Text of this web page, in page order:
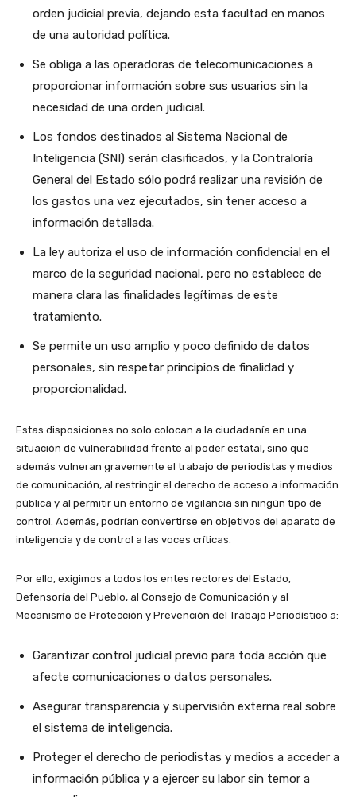
orden judicial previa, dejando esta facultad en manos
de una autoridad política.
Se obliga a las operadoras de telecomunicaciones a
proporcionar información sobre sus usuarios sin la
necesidad de una orden judicial.
Los fondos destinados al Sistema Nacional de
Inteligencia (SNI) serán clasificados, y la Contraloría
General del Estado sólo podrá realizar una revisión de
los gastos una vez ejecutados, sin tener acceso a
información detallada.
La ley autoriza el uso de información confidencial en el
marco de la seguridad nacional, pero no establece de
manera clara las finalidades legítimas de este
tratamiento.
Se permite un uso amplio y poco definido de datos
personales, sin respetar principios de finalidad y
proporcionalidad.
Estas disposiciones no solo colocan a la ciudadanía en una
situación de vulnerabilidad frente al poder estatal, sino que
además vulneran gravemente el trabajo de periodistas y medios
de comunicación, al restringir el derecho de acceso a información
pública y al permitir un entorno de vigilancia sin ningún tipo de
control. Además, podrían convertirse en objetivos del aparato de
inteligencia y de control a las voces críticas.
Por ello, exigimos a todos los entes rectores del Estado,
Defensoría del Pueblo, al Consejo de Comunicación y al
Mecanismo de Protección y Prevención del Trabajo Periodístico a:
Garantizar control judicial previo para toda acción que
afecte comunicaciones o datos personales.
Asegurar transparencia y supervisión externa real sobre
el sistema de inteligencia.
Proteger el derecho de periodistas y medios a acceder a
información pública y a ejercer su labor sin temor a